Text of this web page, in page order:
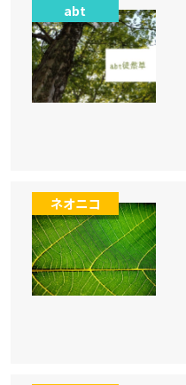
abt
ネオニコ